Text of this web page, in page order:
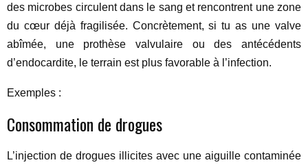
des microbes circulent dans le sang et rencontrent une zone
du cœur déjà fragilisée. Concrètement, si tu as une valve
abîmée, une prothèse valvulaire ou des antécédents
d’endocardite, le terrain est plus favorable à l’infection.
Exemples :
Consommation de drogues
L’injection de drogues illicites avec une aiguille contaminée